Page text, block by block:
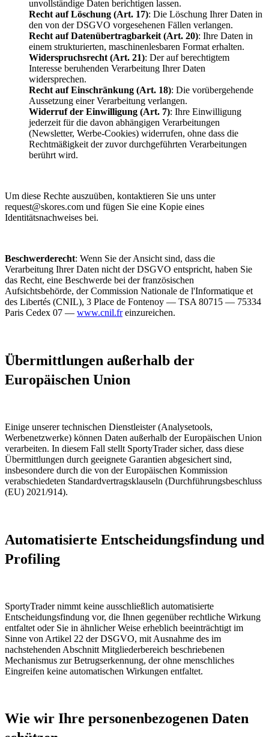
unvollständige Daten berichtigen lassen.
Recht auf Löschung (Art. 17): Die Löschung Ihrer Daten in
den von der DSGVO vorgesehenen Fällen verlangen.
Recht auf Datenübertragbarkeit (Art. 20): Ihre Daten in
einem strukturierten, maschinenlesbaren Format erhalten.
Widerspruchsrecht (Art. 21): Der auf berechtigtem
Interesse beruhenden Verarbeitung Ihrer Daten
widersprechen.
Recht auf Einschränkung (Art. 18): Die vorübergehende
Aussetzung einer Verarbeitung verlangen.
Widerruf der Einwilligung (Art. 7): Ihre Einwilligung
jederzeit für die davon abhängigen Verarbeitungen
(Newsletter, Werbe-Cookies) widerrufen, ohne dass die
Rechtmäßigkeit der zuvor durchgeführten Verarbeitungen
berührt wird.
Um diese Rechte auszuüben, kontaktieren Sie uns unter
request@skores.com und fügen Sie eine Kopie eines
Identitätsnachweises bei.
Beschwerderecht: Wenn Sie der Ansicht sind, dass die
Verarbeitung Ihrer Daten nicht der DSGVO entspricht, haben Sie
das Recht, eine Beschwerde bei der französischen
Aufsichtsbehörde, der Commission Nationale de l'Informatique et
des Libertés (CNIL), 3 Place de Fontenoy — TSA 80715 — 75334
Paris Cedex 07 — www.cnil.freinzureichen.
Übermittlungen außerhalb der
Europäischen Union
Einige unserer technischen Dienstleister (Analysetools,
Werbenetzwerke) können Daten außerhalb der Europäischen Union
verarbeiten. In diesem Fall stellt SportyTrader sicher, dass diese
Übermittlungen durch geeignete Garantien abgesichert sind,
insbesondere durch die von der Europäischen Kommission
verabschiedeten Standardvertragsklauseln (Durchführungsbeschluss
(EU) 2021/914).
Automatisierte Entscheidungsfindung und
Profiling
SportyTrader nimmt keine ausschließlich automatisierte
Entscheidungsfindung vor, die Ihnen gegenüber rechtliche Wirkung
entfaltet oder Sie in ähnlicher Weise erheblich beeinträchtigt im
Sinne von Artikel 22 der DSGVO, mit Ausnahme des im
nachstehenden Abschnitt Mitgliederbereich beschriebenen
Mechanismus zur Betrugserkennung, der ohne menschliches
Eingreifen keine automatischen Wirkungen entfaltet.
Wie wir Ihre personenbezogenen Daten